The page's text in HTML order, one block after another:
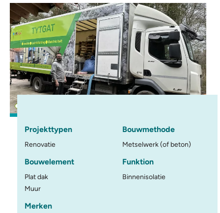
Projekttypen
Renovatie
Bouwmethode
Metselwerk (of beton)
Bouwelement
Plat dak
Muur
Funktion
Binnenisolatie
Merken